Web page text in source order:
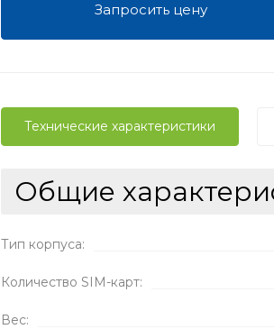
Запросить цену
Технические характеристики
Общие
Тип корпуса:
Количество SIM-карт:
Вес: